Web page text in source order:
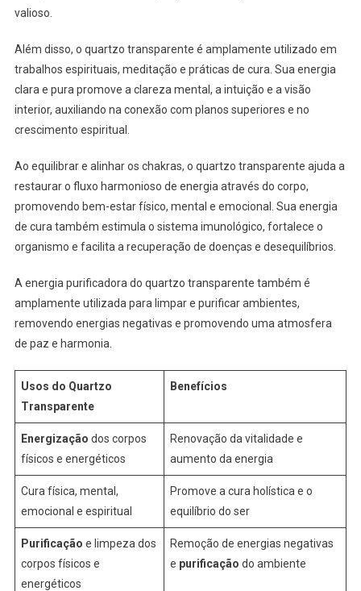
valioso.
Além disso, o quartzo transparente é amplamente utilizado em
trabalhos espirituais, meditação e práticas de cura. Sua energia
clara e pura promove a clareza mental, a intuição e a visão
interior, auxiliando na conexão com planos superiores e no
crescimento espiritual.
Ao equilibrar e alinhar os chakras, o quartzo transparente ajuda a
restaurar o fluxo harmonioso de energia através do corpo,
promovendo bem-estar físico, mental e emocional. Sua energia
de cura também estimula o sistema imunológico, fortalece o
organismo e facilita a recuperação de doenças e desequilíbrios.
A energia purificadora do quartzo transparente também é
amplamente utilizada para limpar e purificar ambientes,
removendo energias negativas e promovendo uma atmosfera
de paz e harmonia.
Usos do Quartzo
Transparente
Benefícios
Energização dos corpos
físicos e energéticos
Renovação da vitalidade e
aumento da energia
Cura física, mental,
emocional e espiritual
Promove a cura holística e o
equilíbrio do ser
Purificação e limpeza dos
corpos físicos e
energéticos
Remoção de energias negativas
e purificação do ambiente